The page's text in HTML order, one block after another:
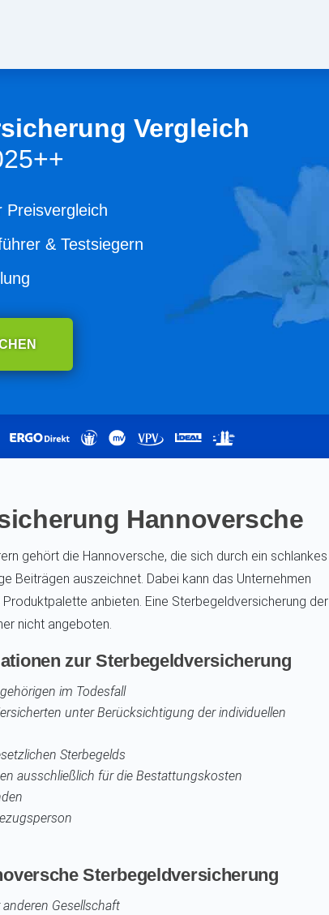
Vergleich
Preisvergleich
& Testsiegern
Hannoversche
gehört die Hannoversche, die sich durch ein schlankes
Beiträgen auszeichnet. Dabei kann das Unternehmen
anbieten. Eine Sterbegeldversicherung der
nicht angeboten.
zur Sterbegeldversicherung
im Todesfall
unter Berücksichtigung der individuellen
Sterbegelds
ausschließlich für die Bestattungskosten
Sterbegeldversicherung
Gesellschaft